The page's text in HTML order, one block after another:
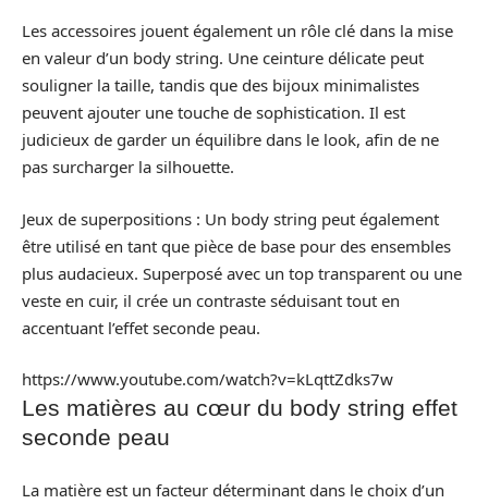
Les accessoires jouent également un rôle clé dans la mise
en valeur d’un body string. Une ceinture délicate peut
souligner la taille, tandis que des bijoux minimalistes
peuvent ajouter une touche de sophistication. Il est
judicieux de garder un équilibre dans le look, afin de ne
pas surcharger la silhouette.
Jeux de superpositions : Un body string peut également
être utilisé en tant que pièce de base pour des ensembles
plus audacieux. Superposé avec un top transparent ou une
veste en cuir, il crée un contraste séduisant tout en
accentuant l’effet seconde peau.
https://www.youtube.com/watch?v=kLqttZdks7w
Les matières au cœur du body string effet
seconde peau
La matière est un facteur déterminant dans le choix d’un